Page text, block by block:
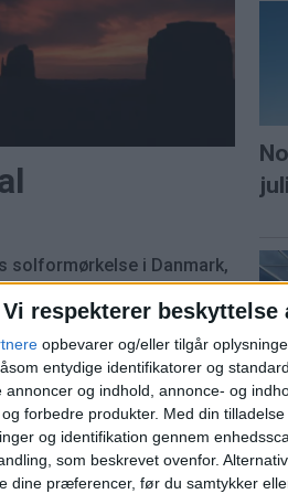
Vi respekterer
opbevarer og/eller tilgår
entydige identifikatorer og
annoncer og indhold, annonce- og
forbedre produkter. Med din
og identifikation gennem
som beskrevet ovenfor.
dine præferencer, før du samtykker
solformørkelse i Danmark,
kan man opleve den
stund forsvinder helt.
store naturoplevelser,
hvor dag bliver til nat.
travleste lufthavn